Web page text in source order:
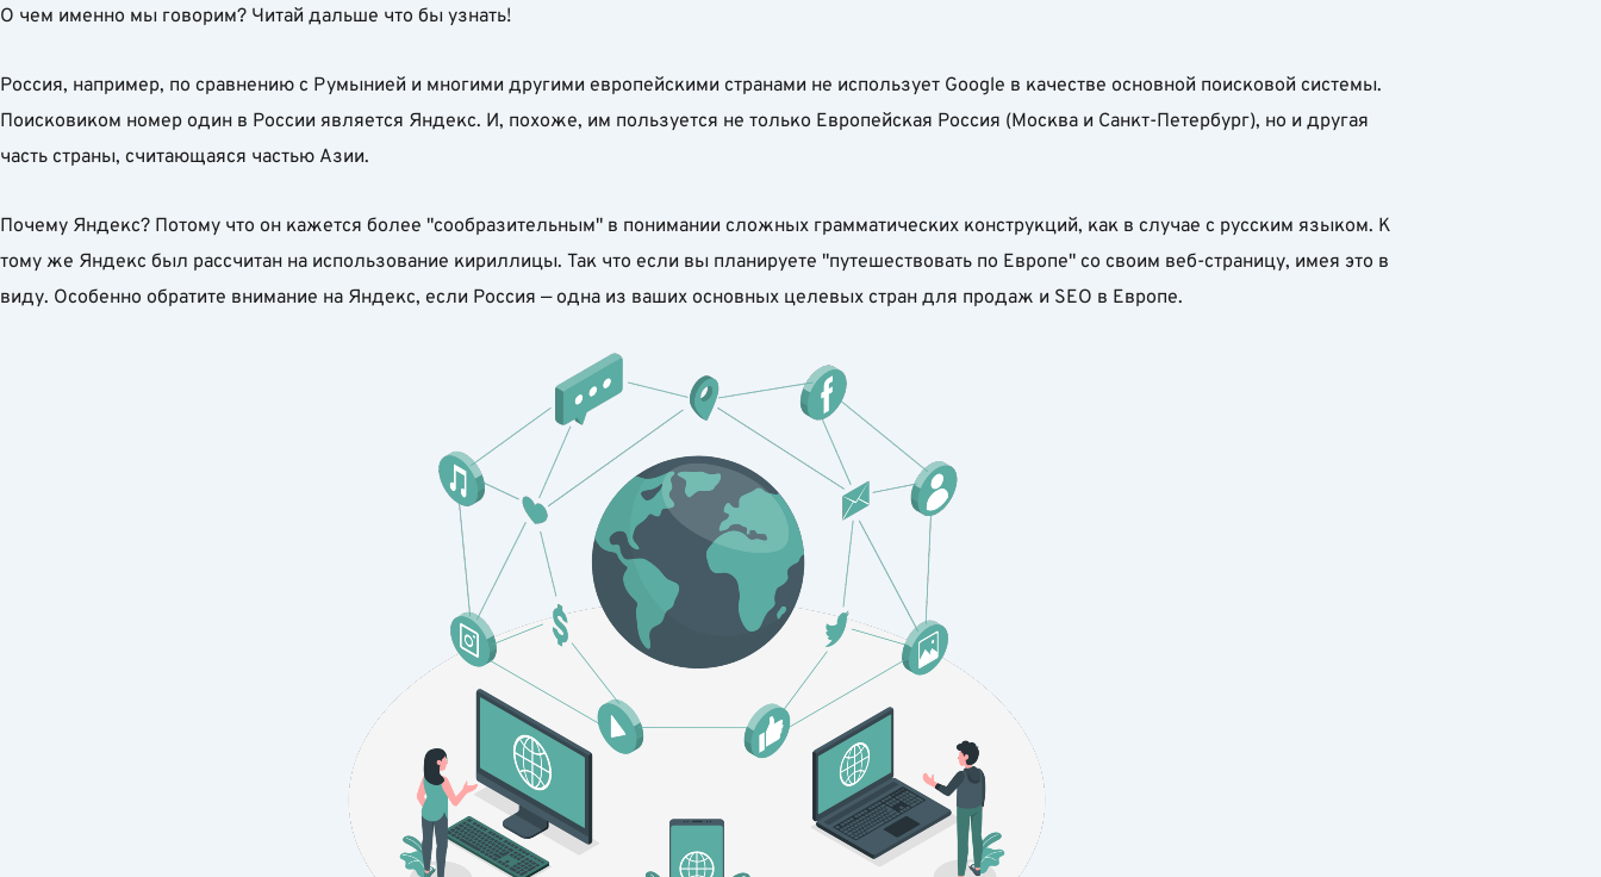
О чем именно мы говорим? Читай дальше что бы узнать!
Россия, например, по сравнению с Румынией и многими другими европейскими странами не использует Google в качестве основной поисковой системы.
Поисковиком номер один в России является Яндекс. И, похоже, им пользуется не только Европейская Россия (Москва и Санкт-Петербург), но и другая
часть страны, считающаяся частью Азии.
Почему Яндекс? Потому что он кажется более "сообразительным" в понимании сложных грамматических конструкций, как в случае с русским языком. К
тому же Яндекс был рассчитан на использование кириллицы. Так что если вы планируете "путешествовать по Европе" со своим веб-страницу, имея это в
виду. Особенно обратите внимание на Яндекс, если Россия — одна из ваших основных целевых стран для продаж и SEO в Европе.